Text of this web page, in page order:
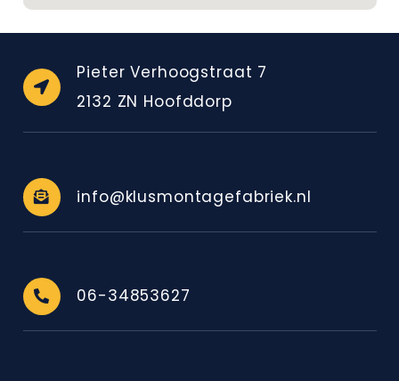
Pieter Verhoogstraat 7
2132 ZN Hoofddorp
info@klusmontagefabriek.nl
06-34853627